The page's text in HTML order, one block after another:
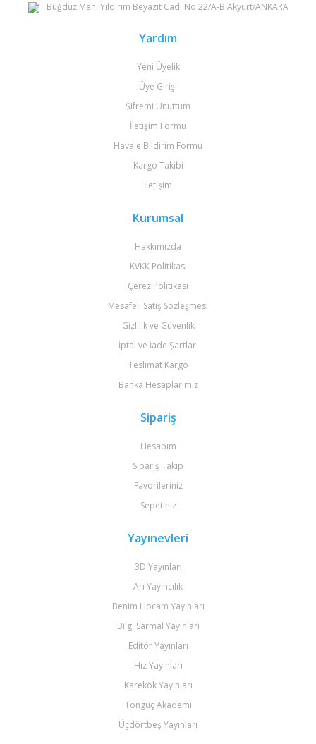
Büğdüz Mah. Yıldırım Beyazıt Cad. No:22/A-B Akyurt/ANKARA
Yardım
Yeni Üyelik
Üye Girişi
Şifremi Unuttum
İletişim Formu
Havale Bildirim Formu
Kargo Takibi
İletişim
Kurumsal
Hakkımızda
KVKK Politikası
Çerez Politikası
Mesafeli Satış Sözleşmesi
Gizlilik ve Güvenlik
İptal ve İade Şartları
Teslimat Kargo
Banka Hesaplarımız
Sipariş
Hesabım
Sipariş Takip
Favorileriniz
Sepetiniz
Yayınevleri
3D Yayınları
Arı Yayıncılık
Benim Hocam Yayınları
Bilgi Sarmal Yayınları
Editör Yayınları
Hız Yayınları
Karekök Yayınları
Tonguç Akademi
Üçdörtbeş Yayınları